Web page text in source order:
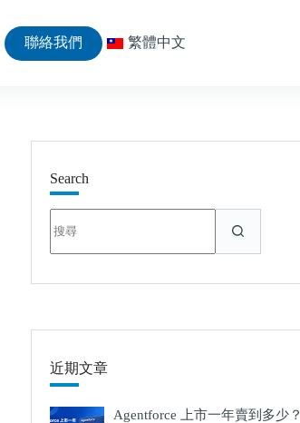
聯絡我們 繁體中文
Search
不
到
件
結
果
近期文章
Agentforce 上市一年賣到多少？